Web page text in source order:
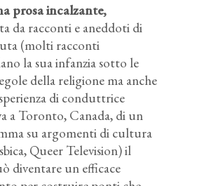
prosa incalzante,
da racconti e aneddoti di
(molti racconti
la sua infanzia sotto le
della religione ma anche
di conduttrice
a Toronto, Canada, di un
su argomenti di cultura
Queer Television) il
diventare un efficace